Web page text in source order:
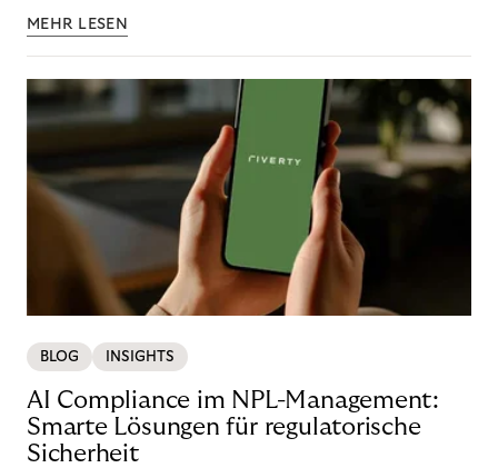
MEHR LESEN
BLOG INSIGHTS
AI Compliance im NPL-Management:
Smarte Lösungen für regulatorische
Sicherheit